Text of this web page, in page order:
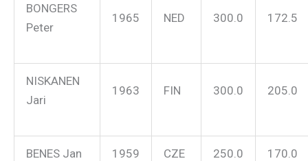
BONGERS
Peter
1965 NED 300.0 172.5
NISKANEN
Jari
1963 FIN 300.0 205.0
BENES Jan 1959 CZE 250.0 170.0